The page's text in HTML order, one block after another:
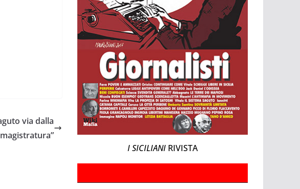
via dalla
magistratura”
I SICILIANI RIVISTA